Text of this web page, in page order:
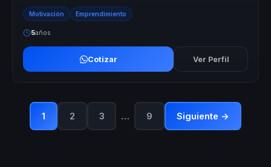
transformar sus sueños en r...
Motivación Emprendimiento
5años
Cotizar Ver Perfil
1 2 3 … 9 Siguiente →